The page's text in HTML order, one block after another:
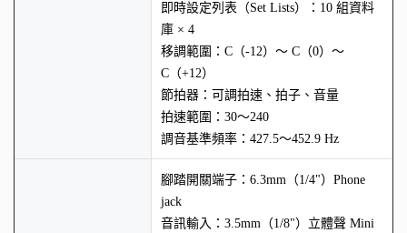
即時設定列表（Set Lists）：10 組資料
庫 × 4
移調範圍：C（-12）～ C（0）～
C（+12）
節拍器：可調拍速、拍子、音量
拍速範圍：30～240
調音基準頻率：427.5～452.9 Hz
腳踏開關端子：6.3mm（1/4"）Phone
jack
音訊輸入：3.5mm（1/8"）立體聲 Mini